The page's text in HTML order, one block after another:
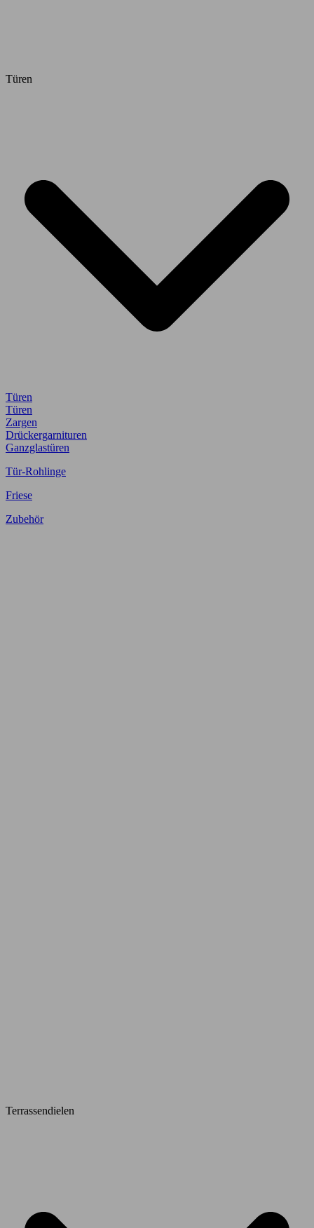
Türen
Türen
Türen
Zargen
Drückergarnituren
Ganzglastüren
Tür-Rohlinge
Friese
Zubehör
Terrassendielen